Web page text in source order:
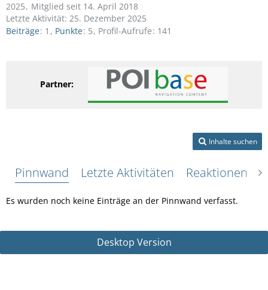
2025
Mitglied seit 14. April 2018
Letzte Aktivität: 25. Dezember 2025
Beiträge 1 Punkte 5 Profil-Aufrufe 141
Partner:
Inhalte suchen
Pinnwand Letzte Aktivitäten Reaktionen
Es wurden noch keine Einträge an der Pinnwand verfasst.
Desktop Version